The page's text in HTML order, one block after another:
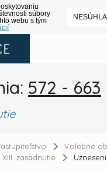
súbory
webu s tým
572 - 663
Volebné
XIII. zasadnutie